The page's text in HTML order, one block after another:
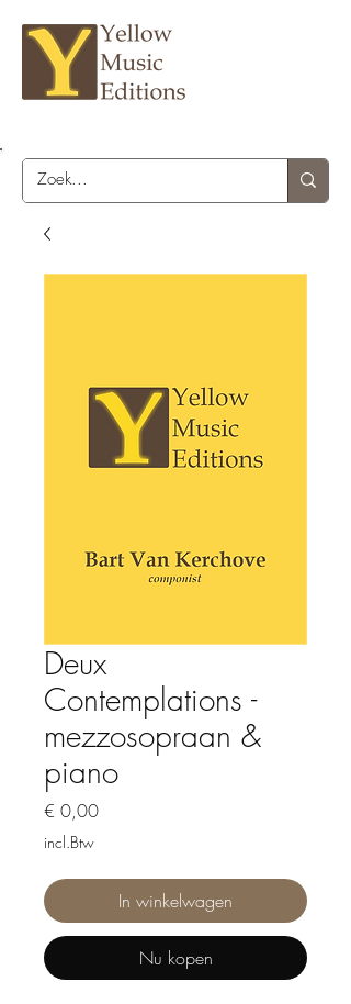
Deux
Contemplations -
mezzosopraan &
piano
€ 0,00Prijs
incl.Btw
In winkelwagen
Nu kopen